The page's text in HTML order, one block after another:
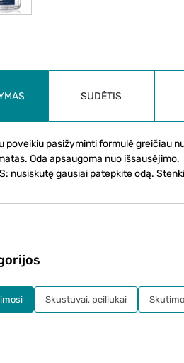
SUDĖTIS
poveikiu pasižyminti formulė greičiau
Oda apsaugoma nuo išsausėjimo.
nusiskutę gausiai patepkite odą.
Skustuvai, peiliukai